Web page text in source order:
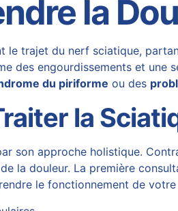
la
le trajet du nerf sciatique,
des engourdissements et
du piriforme ou des
la
son approche holistique.
la douleur. La première
le fonctionnement de